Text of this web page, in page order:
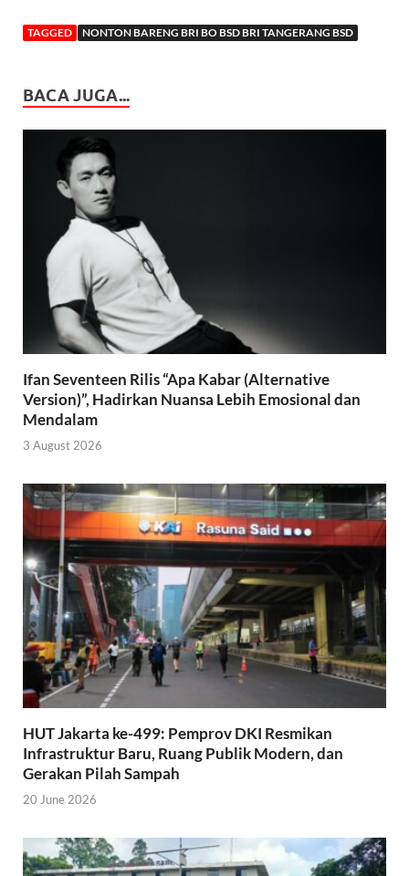
TAGGED NONTON BARENG BRI BO BSD BRI TANGERANG BSD
BACA JUGA...
Ifan Seventeen Rilis “Apa Kabar (Alternative
Version)”, Hadirkan Nuansa Lebih Emosional dan
Mendalam
3 August 2026
HUT Jakarta ke-499: Pemprov DKI Resmikan
Infrastruktur Baru, Ruang Publik Modern, dan
Gerakan Pilah Sampah
20 June 2026